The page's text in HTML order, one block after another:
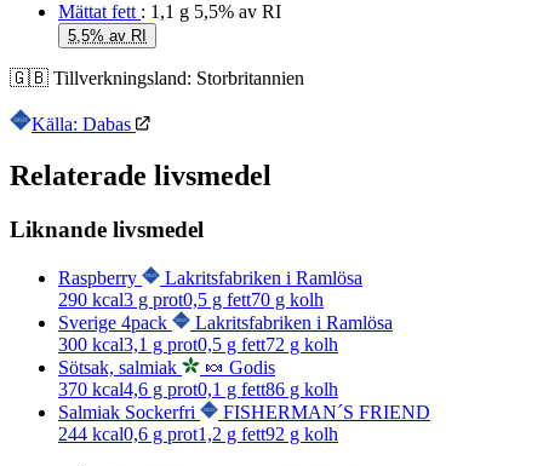
Mättat fett : 1,1 g 5,5% av RI
5,5% av RI
🇬🇧 Tillverkningsland: Storbritannien
Källa: Dabas
Relaterade livsmedel
Liknande livsmedel
Raspberry
Lakritsfabriken i Ramlösa
290 kcal3 g prot0,5 g fett70 g kolh
Sverige 4pack
Lakritsfabriken i Ramlösa
300 kcal3,1 g prot0,5 g fett72 g kolh
Sötsak, salmiak
🍬 Godis
370 kcal4,6 g prot0,1 g fett86 g kolh
Salmiak Sockerfri
FISHERMAN´S FRIEND
244 kcal0,6 g prot1,2 g fett92 g kolh